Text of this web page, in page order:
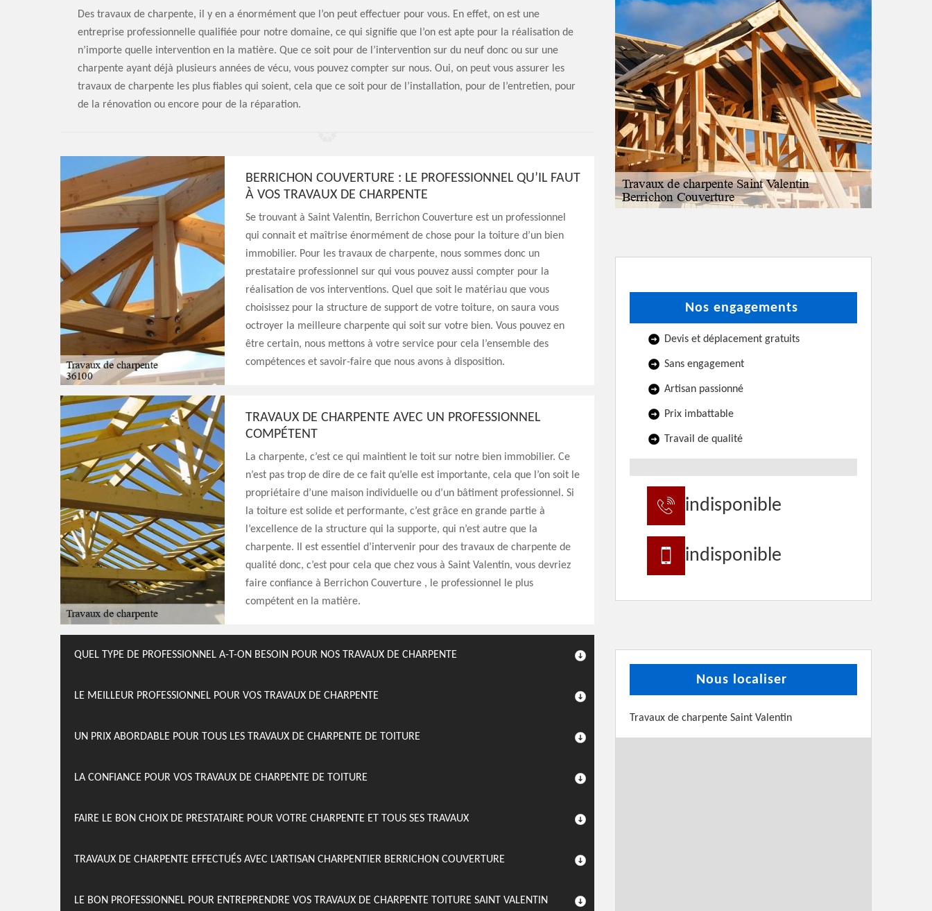
Des travaux de charpente, il y en a énormément que l’on peut effectuer pour vous. En effet, on est une
entreprise professionnelle qualifiée pour notre domaine, ce qui signifie que l’on est apte pour la réalisation de
n’importe quelle intervention en la matière. Que ce soit pour de l’intervention sur du neuf donc ou sur une
charpente ayant déjà plusieurs années de vécu, vous pouvez compter sur nous. Oui, on peut vous assurer les
travaux de charpente les plus fiables qui soient, cela que ce soit pour de l’installation, pour de l’entretien, pour
de la rénovation ou encore pour de la réparation.
BERRICHON COUVERTURE : LE PROFESSIONNEL QU’IL FAUT
À VOS TRAVAUX DE CHARPENTE
Se trouvant à Saint Valentin, Berrichon Couverture est un professionnel
qui connait et maîtrise énormément de chose pour la toiture d’un bien
immobilier. Pour les travaux de charpente, nous sommes donc un
prestataire professionnel sur qui vous pouvez aussi compter pour la
réalisation de vos interventions. Quel que soit le matériau que vous
choisissez pour la structure de support de votre toiture, on saura vous
octroyer la meilleure charpente qui soit sur votre bien. Vous pouvez en
être certain, nous mettons à votre service pour cela l’ensemble des
compétences et savoir-faire que nous avons à disposition.
TRAVAUX DE CHARPENTE AVEC UN PROFESSIONNEL
COMPÉTENT
La charpente, c’est ce qui maintient le toit sur notre bien immobilier. Ce
n’est pas trop de dire de ce fait qu’elle est importante, cela que l’on soit le
propriétaire d’une maison individuelle ou d’un bâtiment professionnel. Si
la toiture est solide et performante, c’est grâce en grande partie à
l’excellence de la structure qui la supporte, qui n’est autre que la
charpente. Il est essentiel d’intervenir pour des travaux de charpente de
qualité donc, c’est pour cela que chez vous à Saint Valentin, vous devriez
faire confiance à Berrichon Couverture , le professionnel le plus
compétent en la matière.
QUEL TYPE DE PROFESSIONNEL A-T-ON BESOIN POUR NOS TRAVAUX DE CHARPENTE
LE MEILLEUR PROFESSIONNEL POUR VOS TRAVAUX DE CHARPENTE
UN PRIX ABORDABLE POUR TOUS LES TRAVAUX DE CHARPENTE DE TOITURE
LA CONFIANCE POUR VOS TRAVAUX DE CHARPENTE DE TOITURE
FAIRE LE BON CHOIX DE PRESTATAIRE POUR VOTRE CHARPENTE ET TOUS SES TRAVAUX
TRAVAUX DE CHARPENTE EFFECTUÉS AVEC L’ARTISAN CHARPENTIER BERRICHON COUVERTURE
LE BON PROFESSIONNEL POUR ENTREPRENDRE VOS TRAVAUX DE CHARPENTE TOITURE SAINT VALENTIN
Nos engagements
Devis et déplacement gratuits
Sans engagement
Artisan passionné
Prix imbattable
Travail de qualité
indisponible
indisponible
Nous localiser
Travaux de charpente Saint Valentin